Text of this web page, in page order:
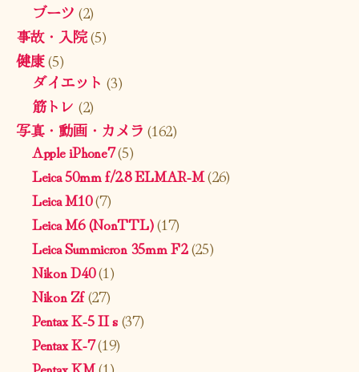
ブーツ (2)
事故・入院(5)
健康(5)
ダイエット (3)
筋トレ (2)
写真・動画・カメラ (162)
Apple iPhone7(5)
Leica 50mm f/2.8 ELMAR-M(26)
Leica M10(7)
Leica M6 (NonTTL)(17)
Leica Summicron 35mm F2(25)
Nikon D40(1)
Nikon Zf(27)
Pentax K-5 II s(37)
Pentax K-7(19)
Pentax KM(1)